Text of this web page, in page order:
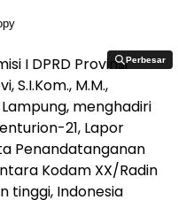
Perbesar
Perbesar
I DPRD Provinsi
S.I.Kom., M.M.,
menghadiri
21, Lapor
Penandatanganan
Kodam XX/Radin
tinggi, Indonesia